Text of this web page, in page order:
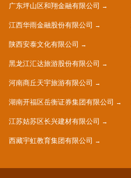
广东坪山区和翔金融有限公司
江西华雨金融股份有限公司
陕西安泰文化有限公司
黑龙江汇达旅游股份有限公司
河南商丘天宇旅游有限公司
湖南开福区岳衡证券集团有限公司
江苏姑苏区长兴建材有限公司
西藏宇虹教育集团有限公司